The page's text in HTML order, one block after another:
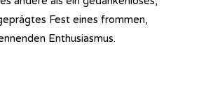
Fest eines frommen,
Enthusiasmus.